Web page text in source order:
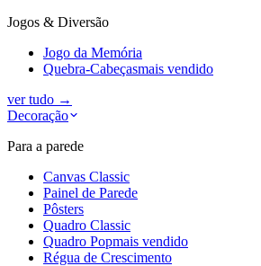
Jogos & Diversão
Jogo da Memória
Quebra-Cabeçasmais vendido
ver tudo →
Decoração
Para a parede
Canvas Classic
Painel de Parede
Pôsters
Quadro Classic
Quadro Popmais vendido
Régua de Crescimento